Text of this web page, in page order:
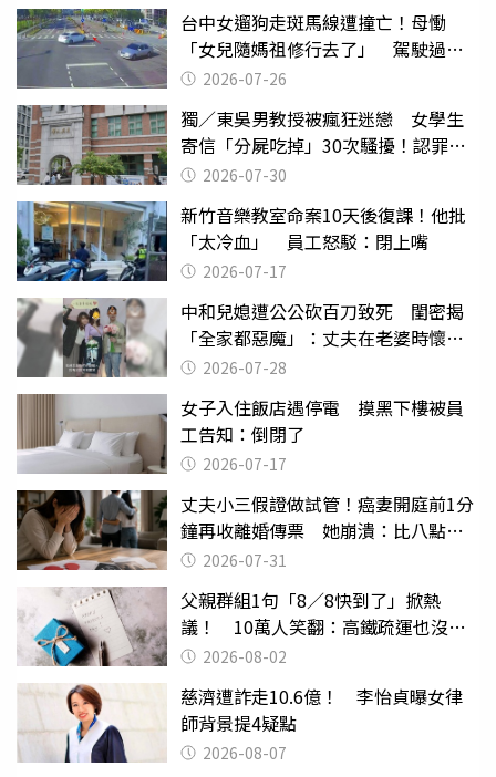
台中女遛狗走斑馬線遭撞亡！母慟
「女兒隨媽祖修行去了」 駕駛過失
致死判9月
2026-07-26
獨／東吳男教授被瘋狂迷戀 女學生
寄信「分屍吃掉」30次騷擾！認罪免
關 2026-07-30
新竹音樂教室命案10天後復課！他批
「太冷血」 員工怒駁：閉上嘴
2026-07-17
中和兒媳遭公公砍百刀致死 閨密揭
「全家都惡魔」：丈夫在老婆時懷孕
摔東西
2026-07-28
女子入住飯店遇停電 摸黑下樓被員
工告知：倒閉了
2026-07-17
丈夫小三假證做試管！癌妻開庭前1分
鐘再收離婚傳票 她崩潰：比八點檔
還扯2026-07-31
父親群組1句「8／8快到了」掀熱
議！ 10萬人笑翻：高鐵疏運也沒列
父親節
2026-08-02
慈濟遭詐走10.6億！ 李怡貞曝女律
師背景提4疑點
2026-08-07